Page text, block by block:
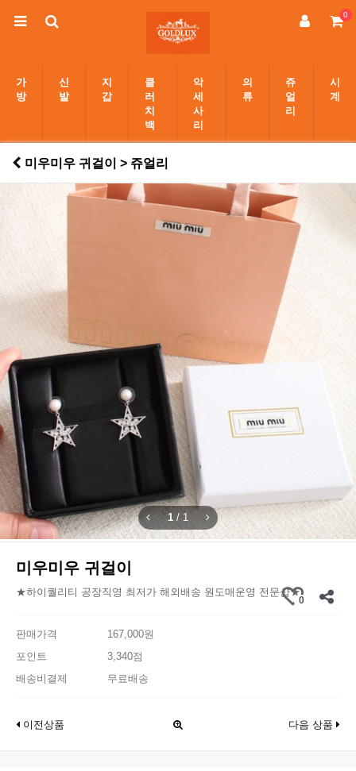
0
가
방
신
발
지
갑
클
러
치
백
악
세
사
리
의
류
쥬
얼
리
시
계
미우미우 귀걸이 > 쥬얼리
1 / 1
미우미우 귀걸이
★하이퀄리티 공장직영 최저가 해외배송 원도매운영 전문샵★
0
판매가격
167,000원
포인트
3,340점
배송비결제
무료배송
이전상품 다음 상품